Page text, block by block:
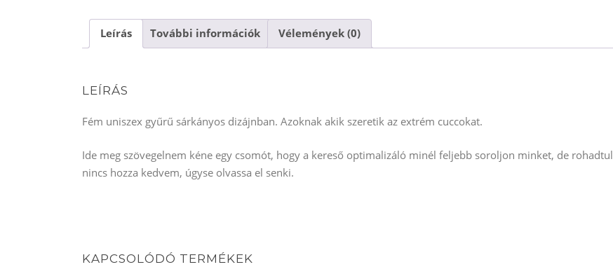
Leírás További információk Vélemények (0)
LEÍRÁS
Fém uniszex gyűrű sárkányos dizájnban. Azoknak akik szeretik az extrém cuccokat.
Ide meg szövegelnem kéne egy csomót, hogy a kereső optimalizáló minél feljebb soroljon minket, de rohadtul
nincs hozza kedvem, úgyse olvassa el senki.
KAPCSOLÓDÓ TERMÉKEK